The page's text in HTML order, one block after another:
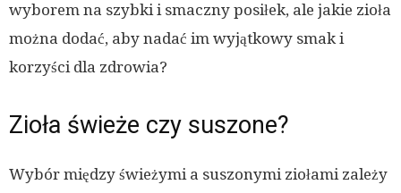
wyborem na szybki i smaczny posiłek, ale jakie zioła
można dodać, aby nadać im wyjątkowy smak i
korzyści dla zdrowia?
Zioła świeże czy suszone?
Wybór między świeżymi a suszonymi ziołami zależy